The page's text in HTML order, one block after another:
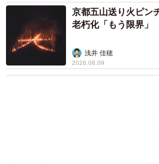
京都五山送り火ピ
老朽化「もう限界
浅井 佳穂
2026.08.09